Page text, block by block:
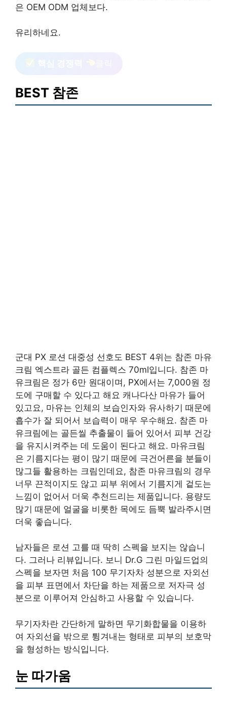
은 OEM ODM 업체보다.
유리하네요.
BEST 참존
군대 PX 로션 대중성 선호도 BEST 4위는 참존 마유
크림 엑스트라 골든 컴플렉스 70ml입니다. 참존 마
유크림은 정가 6만 원대이며, PX에서는 7,000원 정
도에 구매할 수 있다고 해요 캐나다산 마유가 들어
있고요, 마유는 인체의 보습인자와 유사하기 때문에
흡수가 잘 되어서 보습력이 매우 우수해요. 참존 마
유크림에는 골든씰 추출물이 들어 있어서 피부 건강
을 유지시켜주는 데 도움이 된다고 해요. 마유크림
은 기름지다는 평이 많기 때문에 극건어른을 분들이
많그들 활용하는 크림인데요, 참존 마유크림의 경우
너무 끈적이지도 않고 피부 위에서 기름지게 겉도는
느낌이 없어서 더욱 추천드리는 제품입니다. 용량도
많기 때문에 얼굴을 비롯한 목에도 듬뿍 발라주시면
더욱 좋습니다.
남자들은 로션 고를 때 딱히 스펙을 보지는 않습니
다. 그러나 리뷰입니다. 보니 Dr.G 그린 마일드업의
스펙을 보자면 처음 100 무기자차 성분으로 자외선
을 피부 표면에서 차단을 하는 제품으로 저자극 성
분으로 이루어져 안심하고 사용할 수 있습니다.
무기자차란 간단하게 말하면 무기화합물을 이용하
여 자외선을 밖으로 튕겨내는 형태로 피부의 보호막
을 형성하는 방식입니다.
눈 따가움